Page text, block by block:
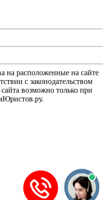
на расположенные на сайте
с законодательством
возможно только при